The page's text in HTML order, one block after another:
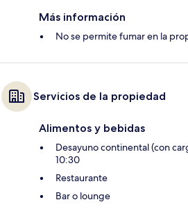
Más información
No se permite fumar en la
Servicios de la propiedad
Alimentos y bebidas
Desayuno continental (con
10:30
Restaurante
Bar o lounge